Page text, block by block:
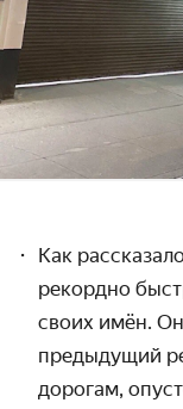
Как
рекордно
своих имён.
предыдущий
дорогам,